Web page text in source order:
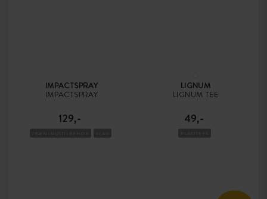
IMPACTSPRAY
IMPACTSPRAY
129,-
LIGNUM
LIGNUM TEE
49,-